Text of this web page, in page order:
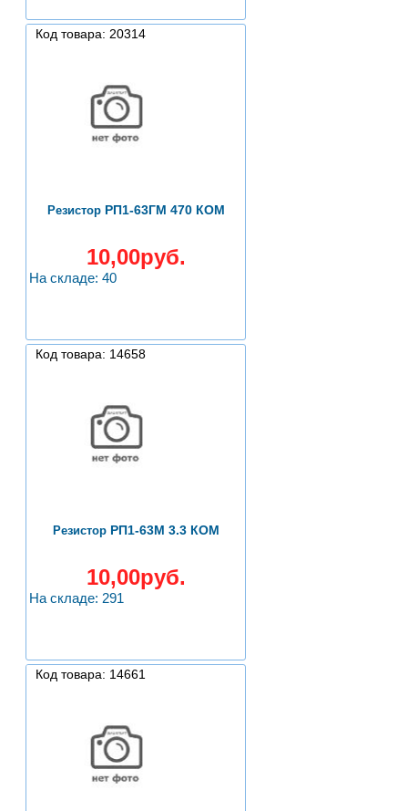
Код товара: 20314
РезисторРП1-63ГМ 470 КОМ
10,00руб.
На складе: 40
Код товара: 14658
РезисторРП1-63М 3.3 КОМ
10,00руб.
На складе: 291
Код товара: 14661